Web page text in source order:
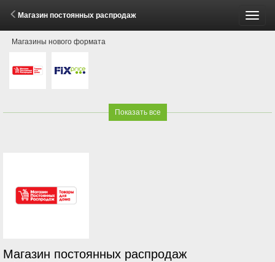
Магазин постоянных распродаж
Магазины нового формата
Показать все
Магазин постоянных распродаж